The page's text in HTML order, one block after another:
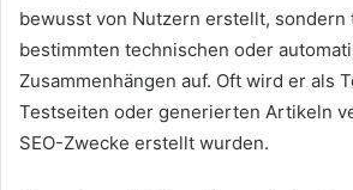
bewusst von Nutzern erstellt, sondern
bestimmten technischen oder
Zusammenhängen auf. Oft wird er als
Testseiten oder generierten Artikeln
SEO-Zwecke erstellt wurden.